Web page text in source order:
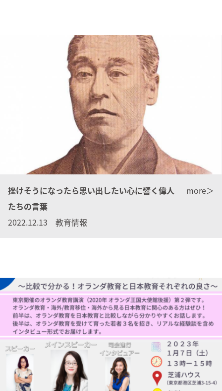
挫けそうになったら思い出したい心に響く偉人
たちの言葉
2022.12.13 教育情報
more＞